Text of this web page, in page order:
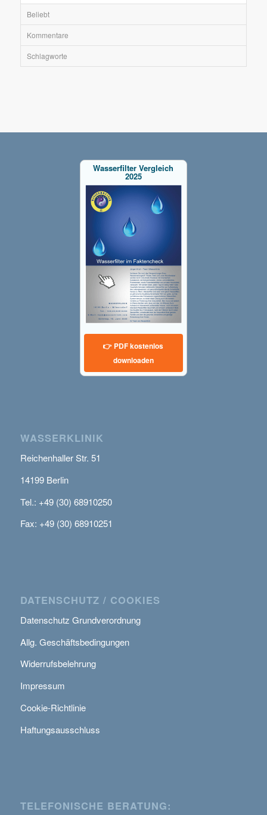
Beliebt
Kommentare
Schlagworte
Wasserfilter Vergleich
2025
👉 PDF kostenlos
downloaden
WASSERKLINIK
Reichenhaller Str. 51
14199 Berlin
Tel.: +49 (30) 68910250
Fax: +49 (30) 68910251
DATENSCHUTZ / COOKIES
Datenschutz Grundverordnung
Allg. Geschäftsbedingungen
Widerrufsbelehrung
Impressum
Cookie-Richtlinie
Haftungsausschluss
TELEFONISCHE BERATUNG: